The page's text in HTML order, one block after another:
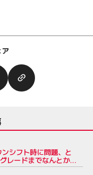
ア
シフト時に問題、と
レードまでなんとか乗